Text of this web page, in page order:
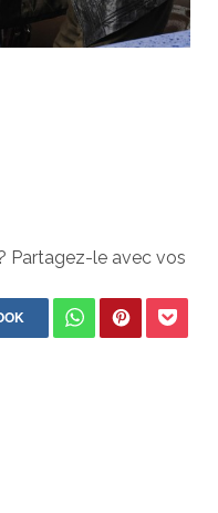
Partagez-le avec vos